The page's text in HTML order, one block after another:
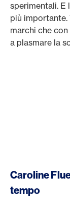
sperimentali. E
più
marchi che
a plasmare la
Caroline
tempo